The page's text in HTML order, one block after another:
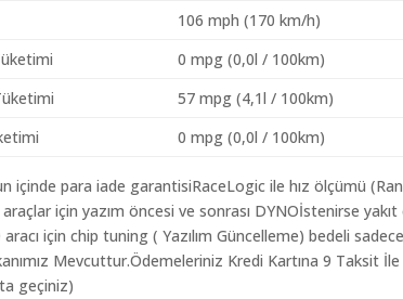
106 mph (170 km/h)
0 mpg (0,0l / 100km)
57 mpg (4,1l / 100km)
0 mpg (0,0l / 100km)
içinde para iade garantisiRaceLogic ile hız ölçümü
için yazım öncesi ve sonrası DYNOİstenirse
için chip tuning ( Yazılım Güncelleme) bedeli
Mevcuttur.Ödemeleriniz Kredi Kartına 9 Taksit İle
geçiniz)